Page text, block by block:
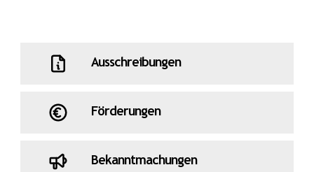
Ausschreibungen
Förderungen
Bekanntmachungen